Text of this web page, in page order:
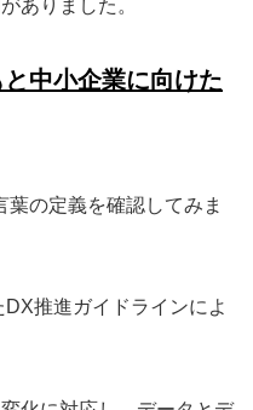
ありました。
と中小企業に向けた
の定義を確認してみま
推進ガイドラインによ